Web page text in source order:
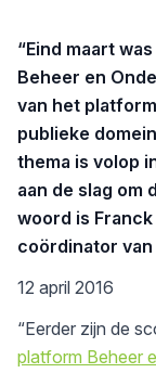
“Eind maart
Beheer en
van het
publieke
thema is volop
aan de slag om
woord is
coördinator
12 april 2016
“Eerder zijn de
platform Beheer